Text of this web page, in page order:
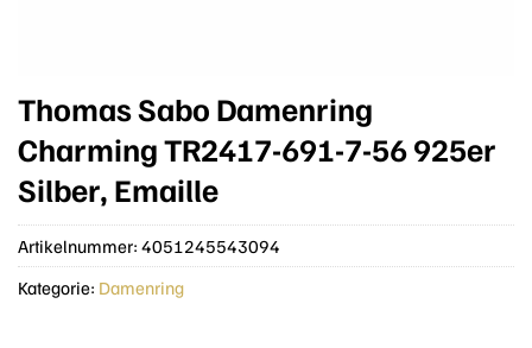
Thomas Sabo Damenring
Charming TR2417-691-7-56 925er
Silber, Emaille
Artikelnummer: 4051245543094
Kategorie: Damenring